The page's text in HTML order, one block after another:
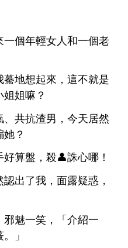
個 女
個老
驀 起 ，
就
姐姐嘛？
、共抗渣男，今
居然
？
好算盤，殺👤誅
！
認 ，面
疑惑，
邪魅
笑，「介紹
」